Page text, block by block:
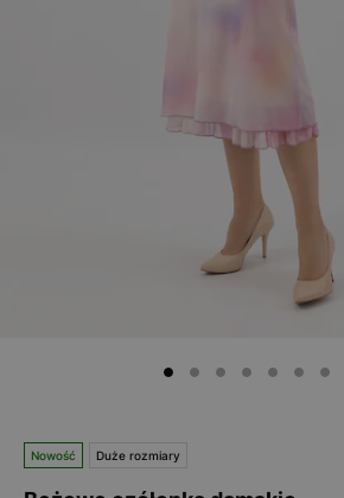
Nowość Duże rozmiary